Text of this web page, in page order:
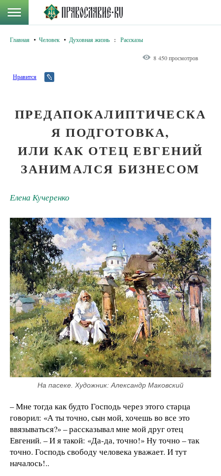
Главная Человек Духовная жизнь : Рассказы
8 450 просмотров
Нравится
ПРЕДАПОКАЛИПТИЧЕСКА
Я ПОДГОТОВКА,
ИЛИ КАК ОТЕЦ ЕВГЕНИЙ
ЗАНИМАЛСЯ БИЗНЕСОМ
Елена Кучеренко
На пасеке. Художник: Александр Маковский
– Мне тогда как будто Господь через этого старца
говорил: «А ты точно, сын мой, хочешь во все это
ввязываться?» – рассказывал мне мой друг отец
Евгений. – И я такой: «Да-да, точно!» Ну точно – так
точно. Господь свободу человека уважает. И тут
началось!..